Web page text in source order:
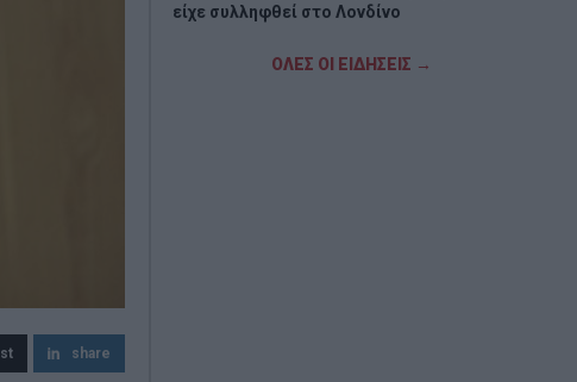
share
είχε συλληφθεί στο Λονδίνο
Τζόκερ: Η κλήρωση της Πέμπτης - Οι
ΟΛΕΣ ΟΙ ΕΙΔΗΣΕΙΣ →